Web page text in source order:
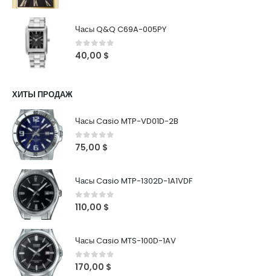
Часы Q&Q C69A-005PY
0 out of 5
40,00 $
ХИТЫ ПРОДАЖ
Часы Casio MTP-VD01D-2B
0out of 5
75,00 $
Часы Casio MTP-1302D-1A1VDF
0out of 5
110,00 $
Часы Casio MTS-100D-1AV
0out of 5
170,00 $